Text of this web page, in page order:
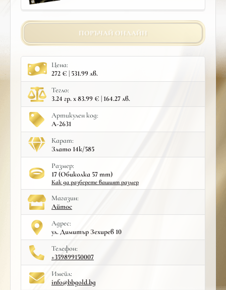
ПОРЪЧАЙ ОНЛАЙН
Цена:
272 € | 531.99 лв.
Тегло:
3.24 гр. x 83.99 € | 164.27 лв.
Артикулен код:
A-2631
Карат:
Злато 14к/585
Размер:
17 (Обиколка 57 mm)
Как да разберете вашият размер
Mагазин:
Айтос
Адрес:
ул. Димитър Зехирев 10
Телефон:
+359899150007
Имейл:
info@bbgold.bg